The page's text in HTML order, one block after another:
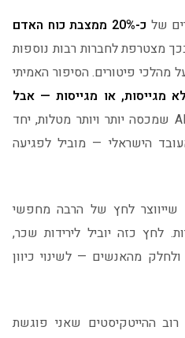
כ-20% ממצבת כוח האדם
מצטרפת לחברות רבות נוספות
מהלכי פיטורים. הסיפור האמיתי
מגייסות, או מגייסות — אבל
השילוב של AI שמכסה יותר ויותר מטלות, יחד
הישראלי — מוביל לפגיעה
שייווצר לחץ של הרבה מחפשי
לחץ כזה יוביל לירידות שכר,
מהאנשים — לשינוי כיוון
ההייטקיסטים שאני פוגשת